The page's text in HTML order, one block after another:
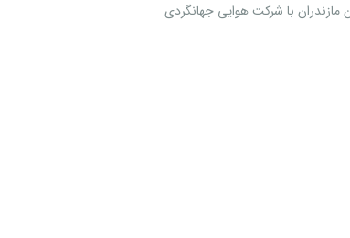
مازندران با شرکت هوایی جهانگردی